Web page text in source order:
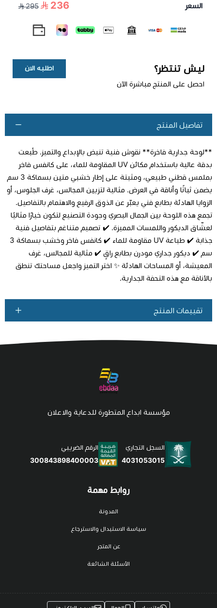
السعر 236
295
ليش تنتظر؟
احصل على المنتج مباشرة الآن
اطلبه الان
اطلب المنتج
تفاصيل المنتج
**لوحة جدارية فاخرة** نقوش فنية تنبض بالإبداع والتميز. طُبعت
بدقة عالية باستخدام مكائن UV المقاوِمة للماء، على كانفس فاخر
بملمس قطني طبيعي، ومثبتة على إطار خشبي متين بسماكة 3 سم
يضمن ثباتًا وأناقة في العرض. مثالية لتزيين المجالس، غرف الجلوس، أو
الزوايا الهادئة بطابع فني يعبّر عن الذوق الرفيع والاهتمام بالتفاصيل.
تجمع هذه اللوحة بين الجمال البصري وجودة التصنيع لتكون خيارًا مثاليًا
لعشّاق الديكور واللمسات المميزة. ✔️ تصميم متناغم بتفاصيل فنية
جذابة ✔️ طباعة UV مقاومة للماء ✔️ كانفس فاخر وخشب بسماكة 3
سم ✔️ ديكور جداري مودرن بطابع راقٍ ✔️ مثالية للمجالس، غرف
المعيشة، أو المساحات الهادئة ✨ اختر التميز واجعل مساحتك تنطق
بالأناقة مع هذه التحفة الجدارية.
تقييمات المنتج
روابط مهمة
المدونة
سياسة الاستبدال والاسترجاع
عن المتجر
الأسئلة الشائعة
مؤسسة ابداع المتطورة للدعاية والاعلان
السجل التجاري
4031053015
الرقم الضريبي
300843898400003